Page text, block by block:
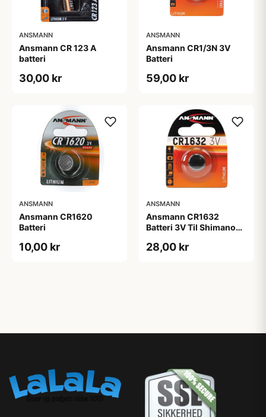
ANSMANN
Ansmann CR 123 A
batteri
30,00 kr
ANSMANN
Ansmann CR1/3N 3V
Batteri
59,00 kr
ANSMANN
Ansmann CR1620
Batteri
10,00 kr
ANSMANN
Ansmann CR1632
Batteri 3V Til Shimano
28,00 kr